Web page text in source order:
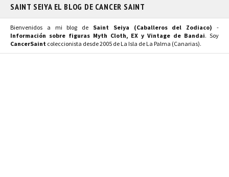
SAINT SEIYA EL BLOG DE CANCER SAINT
Bienvenidos a mi blog de Saint Seiya (Caballeros del Zodiaco) -
Información sobre figuras Myth Cloth, EX y Vintage de Bandai. Soy
CancerSaint coleccionista desde 2005 de La Isla de La Palma (Canarias).